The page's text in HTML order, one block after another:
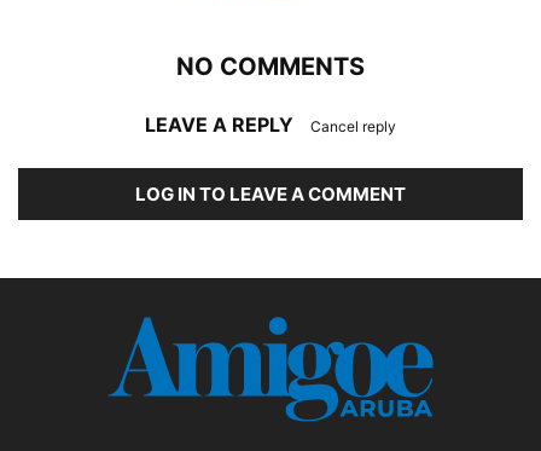
NO COMMENTS
LEAVE A REPLY Cancel reply
LOG IN TO LEAVE A COMMENT